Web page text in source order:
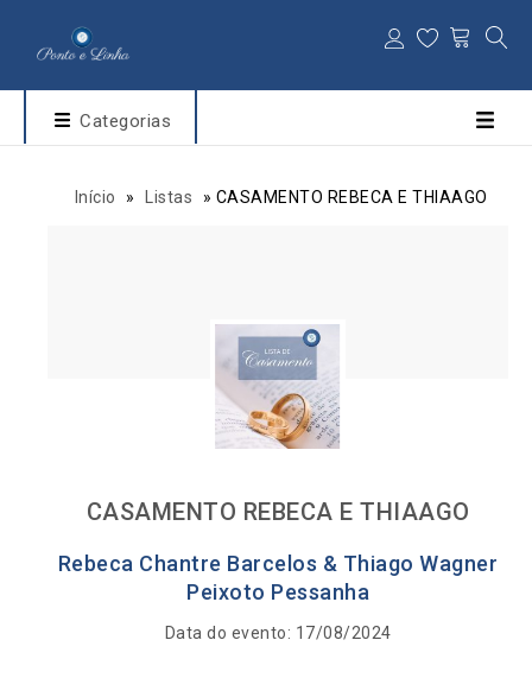
Categorias
Início » Listas » CASAMENTO REBECA E THIAAGO
CASAMENTO REBECA E THIAAGO
Rebeca Chantre Barcelos & Thiago Wagner
Peixoto Pessanha
Data do evento: 17/08/2024